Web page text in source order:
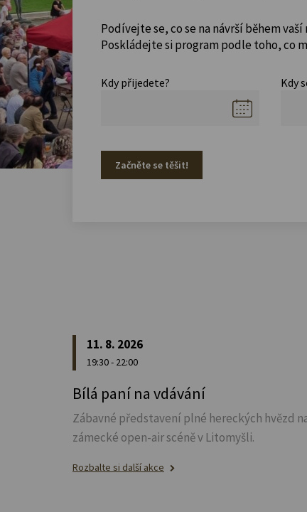
Podívejte se, co se na návrší během vaší
Poskládejte si program podle toho, co
Kdy přijedete? Kdy
Začněte se těšit!
11. 8. 2026
19:30 - 22:00
Bílá paní na vdávání
Zábavné představení plné hereckých hvězd
zámecké open-air scéně v Litomyšli.
Rozbalte si další akce